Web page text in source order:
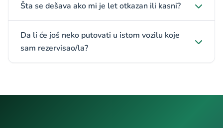
Šta se dešava ako mi je let otkazan ili kasni?
Da li će još neko putovati u istom vozilu koje
sam rezervisao/la?